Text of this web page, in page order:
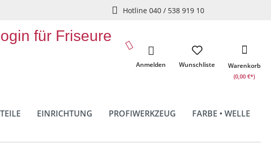
Hotline 040 / 538 919 10
für Friseure
Wunschliste
Anmelden Warenkorb
(0,00 €*)
EINRICHTUNG PROFIWERKZEUG
FARBE • WELLE